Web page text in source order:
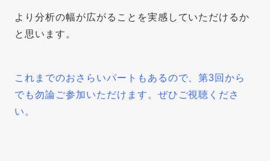
より分析の幅が広がることを実感していただけるか
と思います。
これまでのおさらいパートもあるので、第3回から
でも勿論ご参加いただけます。ぜひご視聴くださ
い。